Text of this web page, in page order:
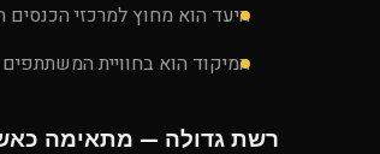
היעד הוא מחוץ למרכזי הכנסים
המיקוד הוא בחוויית
רשת גדולה — מתאימה